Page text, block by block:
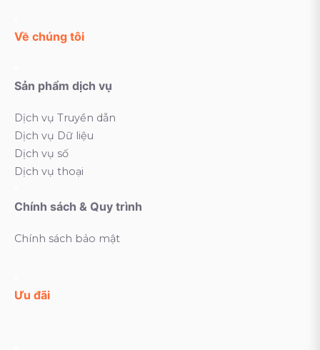
Về chúng tôi
Sản phẩm dịch vụ
Dịch vụ Truyền dẫn
Dịch vụ Dữ liệu
Dịch vụ số
Dịch vụ thoại
Chính sách & Quy trình
Chính sách bảo mật
Ưu đãi